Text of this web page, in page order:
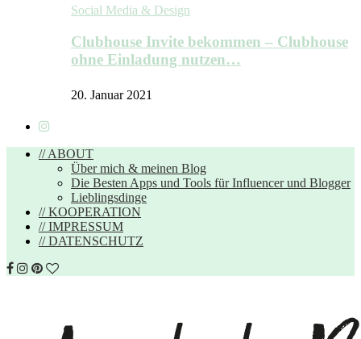
Social Media & Design
Clubhouse Invite bekommen – Clubhouse
ohne Einladung nutzen…
20. Januar 2021
// ABOUT
Über mich & meinen Blog
Die Besten Apps und Tools für Influencer und Blogger
Lieblingsdinge
// KOOPERATION
// IMPRESSUM
// DATENSCHUTZ